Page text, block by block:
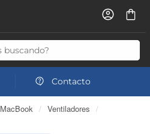
Contacto
MacBook / Ventiladores /